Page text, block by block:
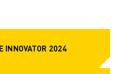
INNOVATOR 2024